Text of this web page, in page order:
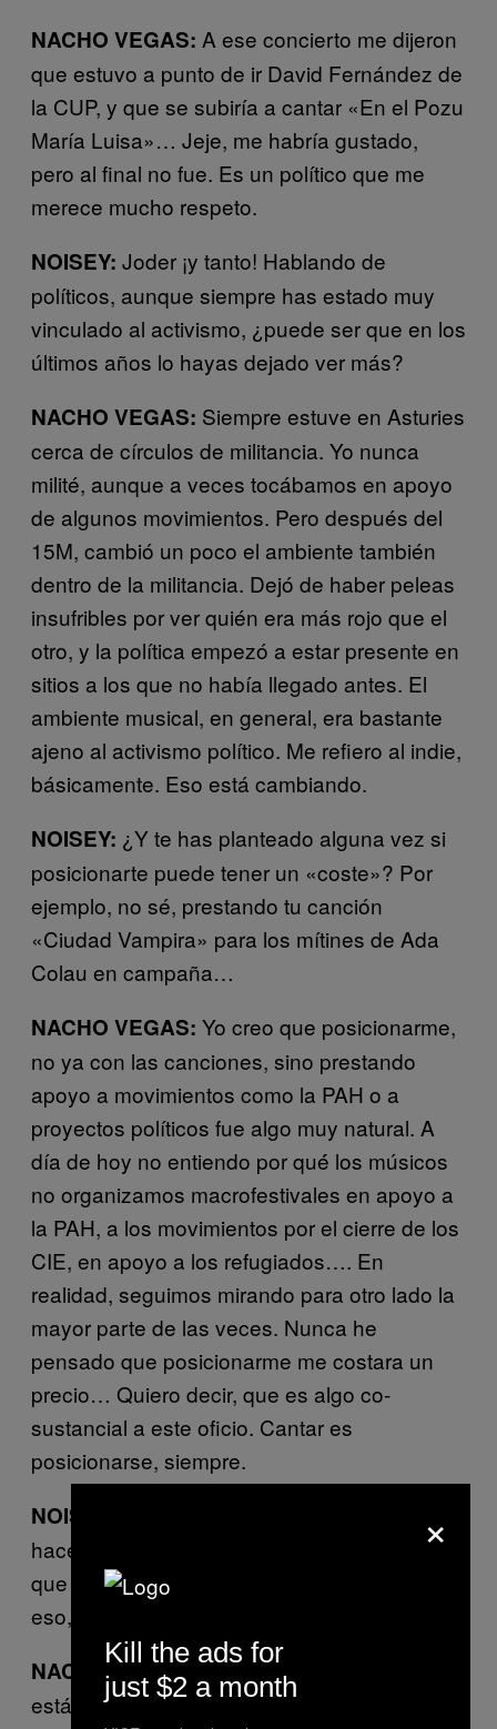
NACHO VEGAS: A ese concierto me dijeron
que estuvo a punto de ir David Fernández de
la CUP, y que se subiría a cantar «En el Pozu
María Luisa»… Jeje, me habría gustado,
pero al final no fue. Es un político que me
merece mucho respeto.
NOISEY: Joder ¡y tanto! Hablando de
políticos, aunque siempre has estado muy
vinculado al activismo, ¿puede ser que en los
últimos años lo hayas dejado ver más?
NACHO VEGAS: Siempre estuve en Asturies
cerca de círculos de militancia. Yo nunca
milité, aunque a veces tocábamos en apoyo
de algunos movimientos. Pero después del
15M, cambió un poco el ambiente también
dentro de la militancia. Dejó de haber peleas
insufribles por ver quién era más rojo que el
otro, y la política empezó a estar presente en
sitios a los que no había llegado antes. El
ambiente musical, en general, era bastante
ajeno al activismo político. Me refiero al indie,
básicamente. Eso está cambiando.
NOISEY: ¿Y te has planteado alguna vez si
posicionarte puede tener un «coste»? Por
ejemplo, no sé, prestando tu canción
«Ciudad Vampira» para los mítines de Ada
Colau en campaña…
NACHO VEGAS: Yo creo que posicionarme,
no ya con las canciones, sino prestando
apoyo a movimientos como la PAH o a
proyectos políticos fue algo muy natural. A
día de hoy no entiendo por qué́ los músicos
no organizamos macrofestivales en apoyo a
la PAH, a los movimientos por el cierre de los
CIE, en apoyo a los refugiados…. En
realidad, seguimos mirando para otro lado la
mayor parte de las veces. Nunca he
pensado que posicionarme me costara un
precio… Quiero decir, que es algo co-
sustancial a este oficio. Cantar es
posicionarse, siempre.
NOISEY:
haces canción política como que está mal,
que los músicos no deberían meterse en
eso, que no les toca.
NACHO VEGAS:Claro, y la música siempre
está determinada, aunque sea con unos
×
Kill the ads for
just $2 a month